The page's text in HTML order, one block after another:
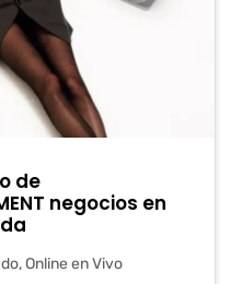
de
negocios en
Online en Vivo